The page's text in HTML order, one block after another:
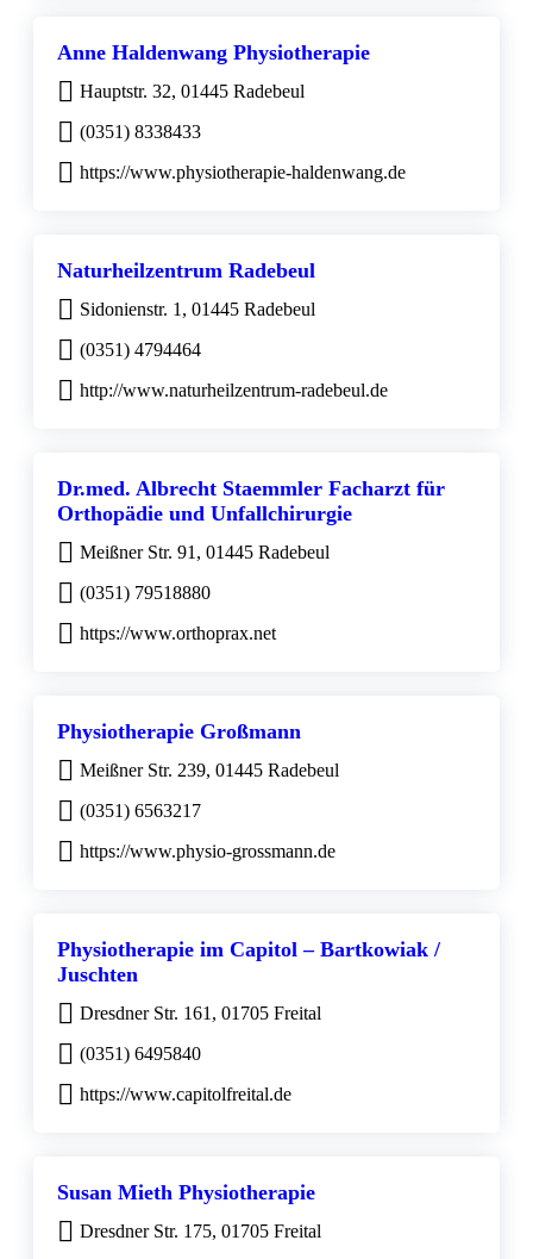
Anne Haldenwang Physiotherapie
Hauptstr. 32, 01445 Radebeul
(0351) 8338433
https://www.physiotherapie-haldenwang.de
Naturheilzentrum Radebeul
Sidonienstr. 1, 01445 Radebeul
(0351) 4794464
http://www.naturheilzentrum-radebeul.de
Dr.med. Albrecht Staemmler Facharzt für
Orthopädie und Unfallchirurgie
Meißner Str. 91, 01445 Radebeul
(0351) 79518880
https://www.orthoprax.net
Physiotherapie Großmann
Meißner Str. 239, 01445 Radebeul
(0351) 6563217
https://www.physio-grossmann.de
Physiotherapie im Capitol – Bartkowiak /
Juschten
Dresdner Str. 161, 01705 Freital
(0351) 6495840
https://www.capitolfreital.de
Susan Mieth Physiotherapie
Dresdner Str. 175, 01705 Freital